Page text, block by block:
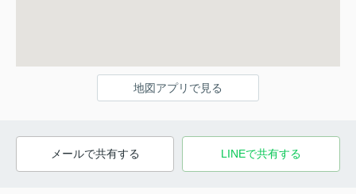
地図アプリで見る
メールで共有する LINEで共有する